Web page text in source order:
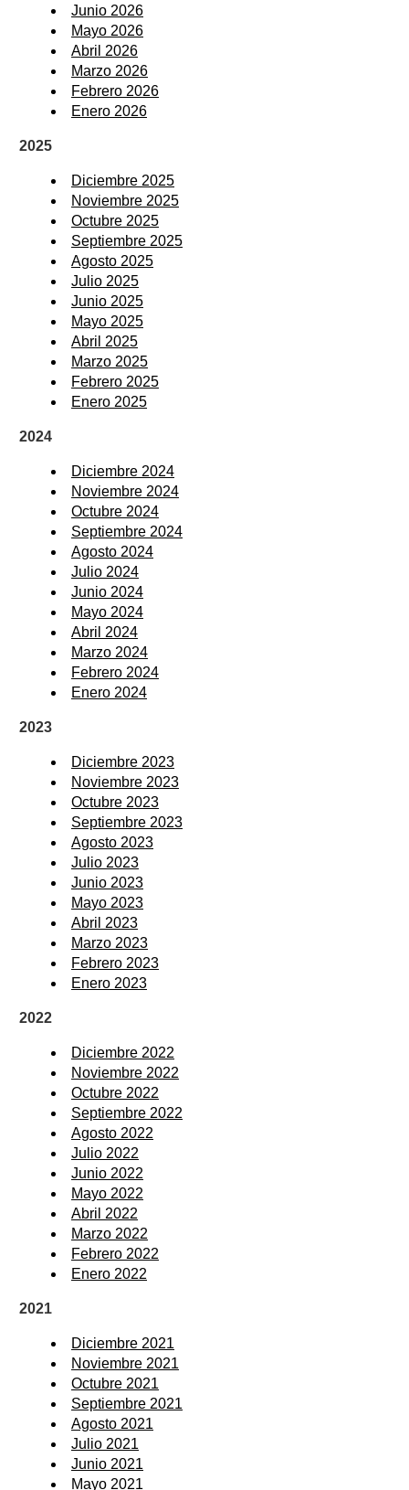
Junio 2026
Mayo 2026
Abril 2026
Marzo 2026
Febrero 2026
Enero 2026
2025
Diciembre 2025
Noviembre 2025
Octubre 2025
Septiembre 2025
Agosto 2025
Julio 2025
Junio 2025
Mayo 2025
Abril 2025
Marzo 2025
Febrero 2025
Enero 2025
2024
Diciembre 2024
Noviembre 2024
Octubre 2024
Septiembre 2024
Agosto 2024
Julio 2024
Junio 2024
Mayo 2024
Abril 2024
Marzo 2024
Febrero 2024
Enero 2024
2023
Diciembre 2023
Noviembre 2023
Octubre 2023
Septiembre 2023
Agosto 2023
Julio 2023
Junio 2023
Mayo 2023
Abril 2023
Marzo 2023
Febrero 2023
Enero 2023
2022
Diciembre 2022
Noviembre 2022
Octubre 2022
Septiembre 2022
Agosto 2022
Julio 2022
Junio 2022
Mayo 2022
Abril 2022
Marzo 2022
Febrero 2022
Enero 2022
2021
Diciembre 2021
Noviembre 2021
Octubre 2021
Septiembre 2021
Agosto 2021
Julio 2021
Junio 2021
Mayo 2021